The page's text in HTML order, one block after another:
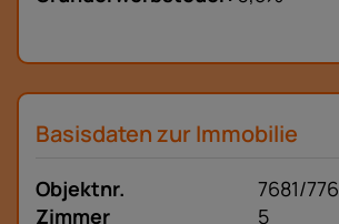
Basisdaten zur Immobilie
Objektnr.
7681/776
Zimmer
5